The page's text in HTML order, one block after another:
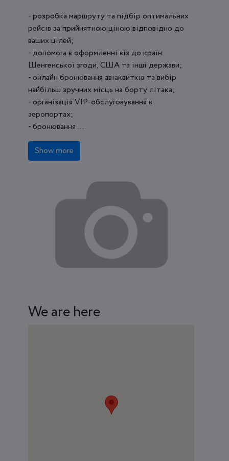
- розробка маршруту та підбір оптимальних
рейсів за прийнятною ціною відповідно до
ваших цілей;
- допомога в оформленні віз до країн
Шенгенської згоди, США та інші держави;
- онлайн бронювання авіаквитків та вибір
найбільш зручних місць на борту літака;
- організація VIP-обслуговування в
аеропортах;
- бронювання ...
Show more
We are here